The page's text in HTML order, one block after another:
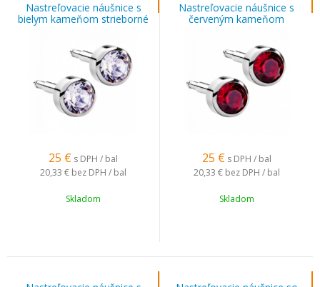
Nastreľovacie náušnice s
bielym kameňom strieborné
25 € s DPH / bal
20,33 € bez DPH / bal
Skladom
Nastreľovacie náušnice s
červeným kameňom
strieborné
25 € s DPH / bal
20,33 € bez DPH / bal
Skladom